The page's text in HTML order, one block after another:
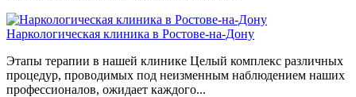
Наркологическая клиника в Ростове-на-Дону
Этапы терапии в нашей клинике Целый комплекс различных
процедур, проводимых под неизменным наблюдением наших
профессионалов, ожидает каждого...